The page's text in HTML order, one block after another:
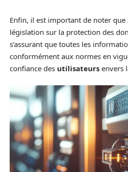
Enfin, il est important de noter que
législation sur la protection des
s’assurant que toutes les
conformément aux normes en
confiance des utilisateurs envers